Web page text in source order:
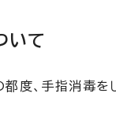
いて
度、手指消毒